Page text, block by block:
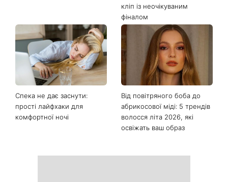
кліп із неочікуваним
фіналом
Спека не дає заснути:
прості лайфхаки для
комфортної ночі
Від повітряного боба до
абрикосової міді: 5 трендів
волосся літа 2026, які
освіжать ваш образ